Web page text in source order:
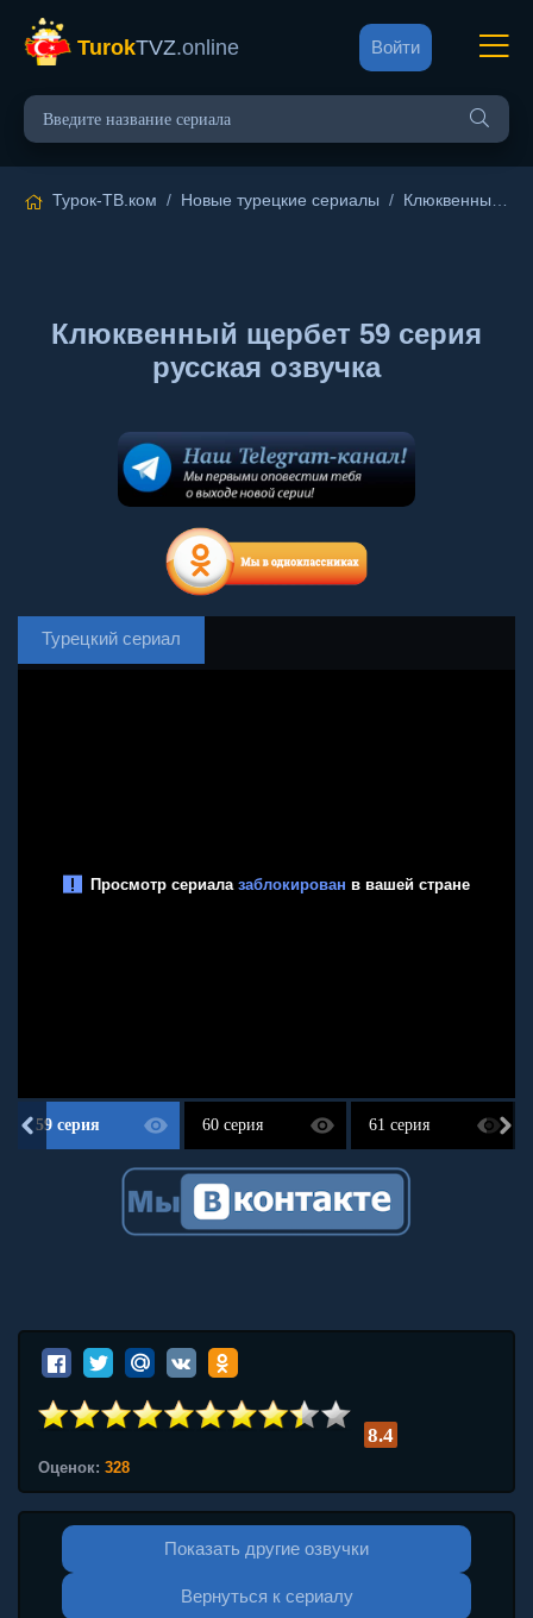
TurokTVZ.online Войти
Турок-ТВ.ком / Новые турецкие сериалы / Клюквенный щербет
Клюквенный щербет 59 серия
русская озвучка
Турецкий сериал
59 серия 60 серия 61 серия
8.4
Оценок: 328
Показать другие озвучки
Вернуться к сериалу